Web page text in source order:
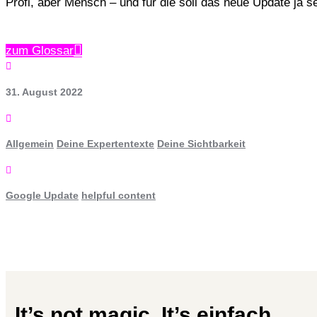
Profi, aber Mensch – und für die soll das neue Update ja
zum Glossar

31. August 2022

Allgemein Deine Expertentexte Deine Sichtbarkeit

Google Update helpful content